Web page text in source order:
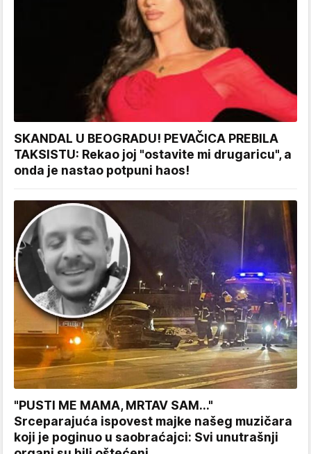
SKANDAL U BEOGRADU! PEVAČICA PREBILA
TAKSISTU: Rekao joj "ostavite mi drugaricu", a
onda je nastao potpuni haos!
"PUSTI ME MAMA, MRTAV SAM..."
Srceparajuća ispovest majke našeg muzičara
koji je poginuo u saobraćajci: Svi unutrašnji